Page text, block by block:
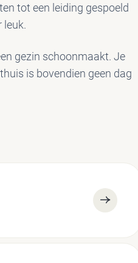
tot een leiding gespoeld
leuk.
gezin schoonmaakt. Je
is bovendien geen dag